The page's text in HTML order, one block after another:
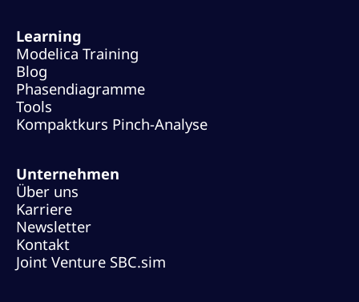
Learning
Modelica Training
Blog
Phasendiagramme
Tools
Kompaktkurs Pinch-Analyse
Unternehmen
Über uns
Karriere
Newsletter
Kontakt
Joint Venture SBC.sim